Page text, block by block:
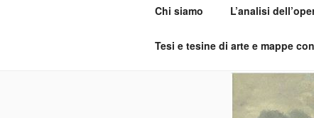
Chi siamo L’analisi
Tesi e tesine di arte e mappe